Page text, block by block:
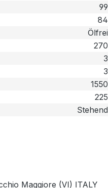
99
84
Ölfrei
270
3
3
1550
225
Stehend
Maggiore (VI) ITALY